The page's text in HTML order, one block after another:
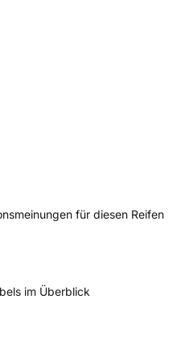
für diesen Reifen
im Überblick